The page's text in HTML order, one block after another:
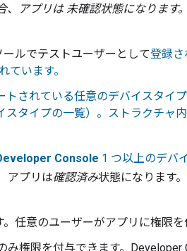
アプリは 未確認状態になります。
ールでテストユーザーとして登録さ
ています。
トされている任意のデバイスタイ
スタイプの一覧）。ストラクチャ
Console 1 つ以上のデバ
アプリは確認済み状態になります
任意のユーザーがアプリに権限を
権限を付与できます。 Developer